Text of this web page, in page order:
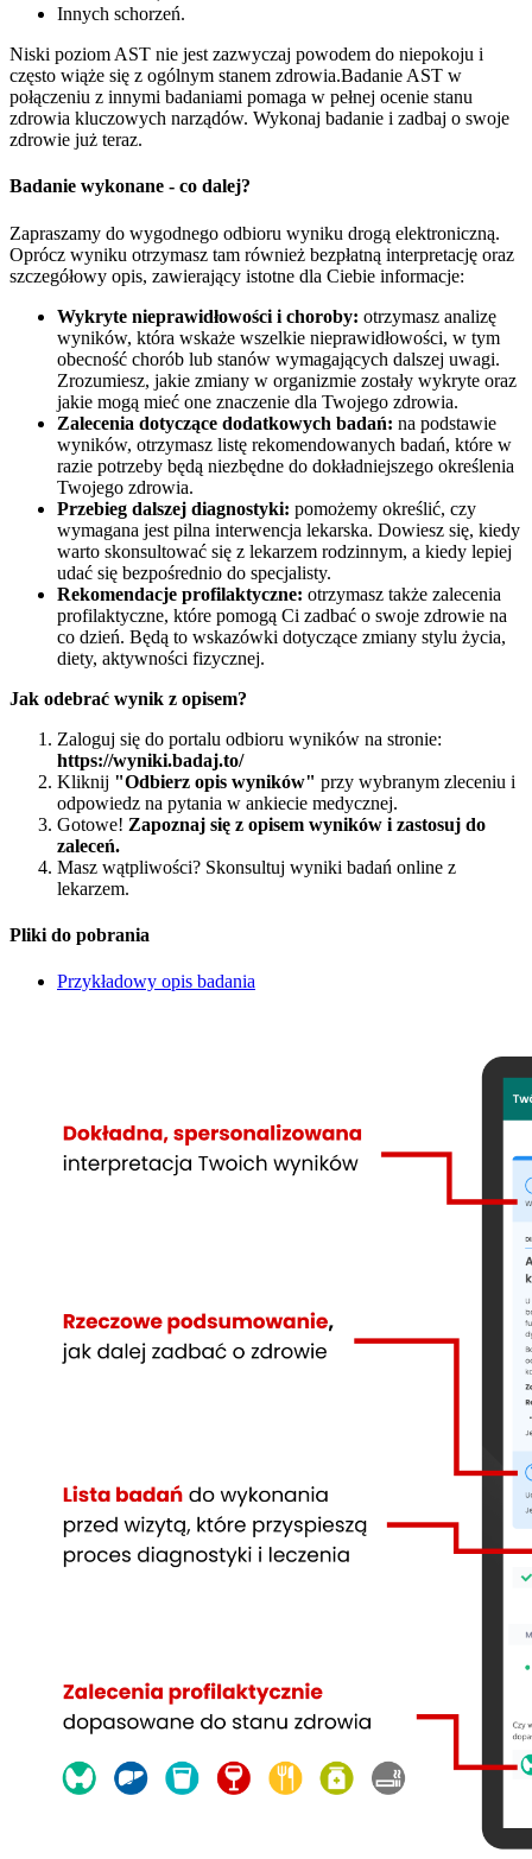
Innych schorzeń.
Niski poziom AST nie jest zazwyczaj powodem do niepokoju i
często wiąże się z ogólnym stanem zdrowia.Badanie AST w
połączeniu z innymi badaniami pomaga w pełnej ocenie stanu
zdrowia kluczowych narządów. Wykonaj badanie i zadbaj o swoje
zdrowie już teraz.
Badanie wykonane - co dalej?
Zapraszamy do wygodnego odbioru wyniku drogą elektroniczną.
Oprócz wyniku otrzymasz tam również bezpłatną interpretację oraz
szczegółowy opis, zawierający istotne dla Ciebie informacje:
Wykryte nieprawidłowości i choroby: otrzymasz analizę
wyników, która wskaże wszelkie nieprawidłowości, w tym
obecność chorób lub stanów wymagających dalszej uwagi.
Zrozumiesz, jakie zmiany w organizmie zostały wykryte oraz
jakie mogą mieć one znaczenie dla Twojego zdrowia.
Zalecenia dotyczące dodatkowych badań: na podstawie
wyników, otrzymasz listę rekomendowanych badań, które w
razie potrzeby będą niezbędne do dokładniejszego określenia
Twojego zdrowia.
Przebieg dalszej diagnostyki: pomożemy określić, czy
wymagana jest pilna interwencja lekarska. Dowiesz się, kiedy
warto skonsultować się z lekarzem rodzinnym, a kiedy lepiej
udać się bezpośrednio do specjalisty.
Rekomendacje profilaktyczne: otrzymasz także zalecenia
profilaktyczne, które pomogą Ci zadbać o swoje zdrowie na
co dzień. Będą to wskazówki dotyczące zmiany stylu życia,
diety, aktywności fizycznej.
Jak odebrać wynik z opisem?
Zaloguj się do portalu odbioru wyników na stronie:
https://wyniki.badaj.to/
Kliknij "Odbierz opis wyników" przy wybranym zleceniu i
odpowiedz na pytania w ankiecie medycznej.
Gotowe! Zapoznaj się z opisem wyników i zastosuj do
zaleceń.
Masz wątpliwości? Skonsultuj wyniki badań online z
lekarzem.
Pliki do pobrania
Przykładowy opis badania